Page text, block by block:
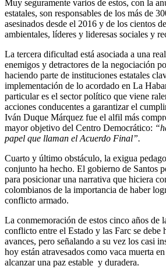
Muy seguramente varios de estos, con la
estatales, son responsables de los más de
asesinados desde el 2016 y de los cientos
ambientales, líderes y lideresas sociales y
La tercera dificultad está asociada a una
enemigos y detractores de la negociación
haciendo parte de instituciones estatales
implementación de lo acordado en La
particular es el sector político que viene
acciones conducentes a garantizar el
Iván Duque Márquez fue el alfil más
mayor objetivo del Centro Democrático:
papel que llaman el Acuerdo Final”.
Cuarto y último obstáculo, la exigua
conjunto ha hecho. El gobierno de Santos
para posicionar una narrativa que hiciera
colombianos de la importancia de haber
conflicto armado.
La conmemoración de estos cinco años de
conflicto entre el Estado y las Farc se debe
avances, pero señalando a su vez los casi
hoy están atravesados como vaca muerta
alcanzar una paz estable y duradera.